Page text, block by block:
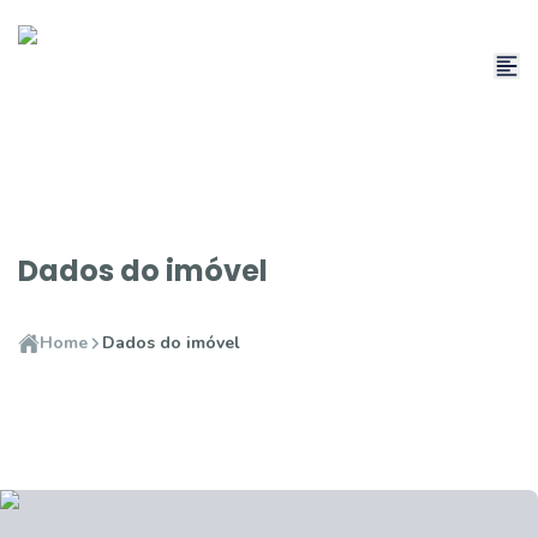
Dados do imóvel
Home Dados do imóvel